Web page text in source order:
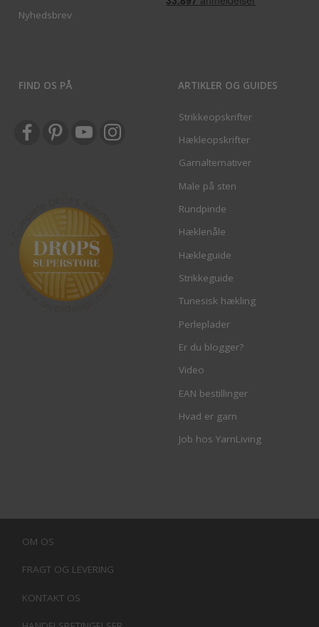
Nyhedsbrev
FIND OS PÅ ARTIKLER OG GUIDES
Strikkeopskrifter
Hækleopskrifter
Garnalternativer
Male på sten
Rundpinde
Hæklenåle
Hækleguide
Strikkeguide
Tunesisk hækling
Perleplader
Er du blogger?
Video
EAN bestillinger
Hvad er garn
Job hos YarnLiving
OM OS
FRAGT OG LEVERING
KONTAKT OS